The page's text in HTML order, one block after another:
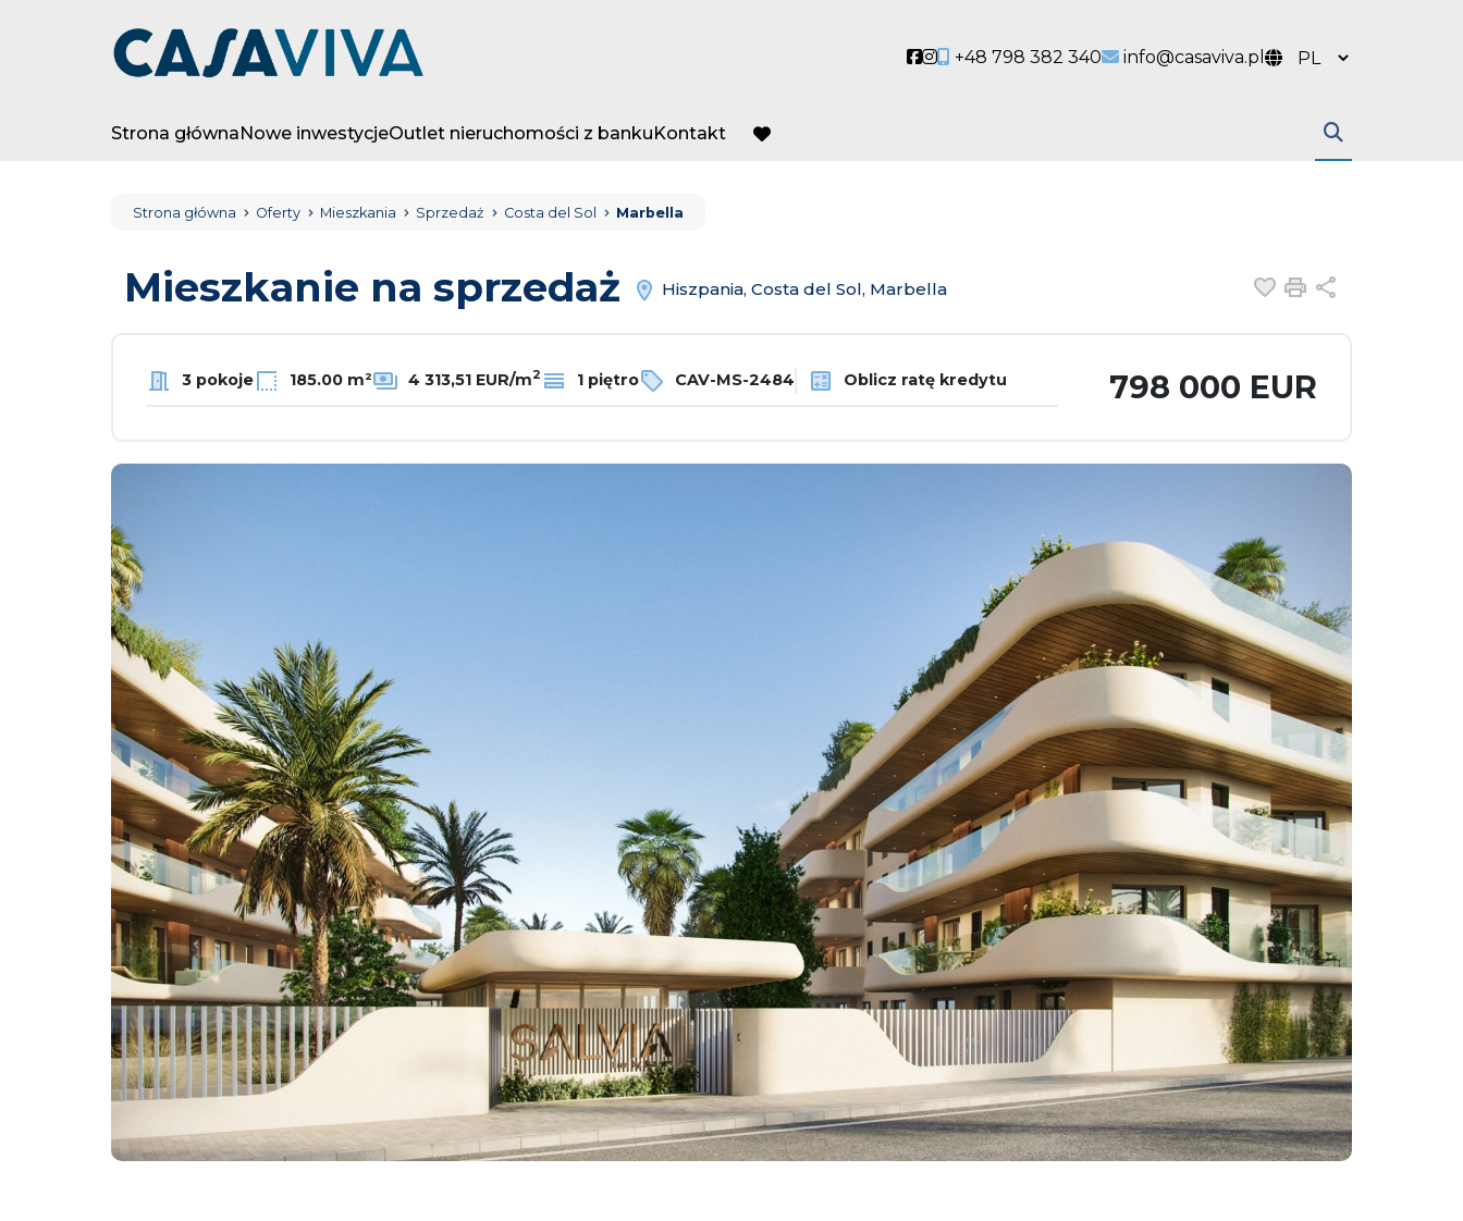
Social link
Social link
+48 798 382 340 info@casaviva.pl
Strona głównaNowe inwestycjeOutlet nieruchomości z bankuKontakt
favorite
Strona główna Oferty Mieszkania Sprzedaż Costa del Sol Marbella
Mieszkanie na sprzedaż Hiszpania, Costa del Sol, Marbella Dodaj do
Drukuj
3 pokoje 185.00 m² 4 313,51 EUR/m2 1 piętro CAV-MS-2484 Oblicz ratę kredytu 798 000 EUR